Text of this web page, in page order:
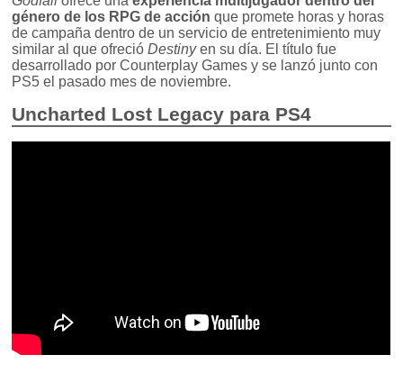
género de los RPG de acción que promete horas y horas
de campaña dentro de un servicio de entretenimiento muy
similar al que ofrecióDestinyen su día. El título fue
desarrollado por Counterplay Games y se lanzó junto con
PS5 el pasado mes de noviembre.
Uncharted Lost Legacy para PS4